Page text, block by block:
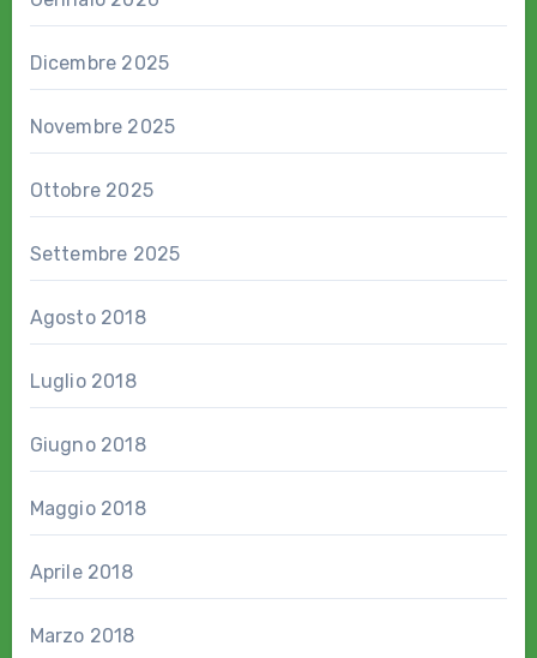
Dicembre 2025
Novembre 2025
Ottobre 2025
Settembre 2025
Agosto 2018
Luglio 2018
Giugno 2018
Maggio 2018
Aprile 2018
Marzo 2018